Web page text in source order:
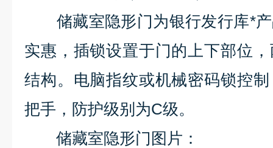
储藏室隐形门为银行发行库*产
实惠，插锁设置于门的上下部位
结构。电脑指纹或机械密码锁控
把手，防护级别为C级。
储藏室隐形门图片：